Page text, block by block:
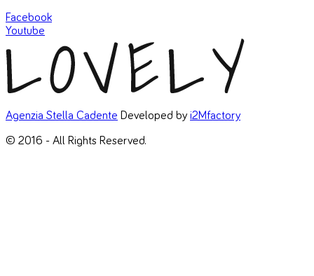
Facebook
Youtube
Agenzia Stella Cadente Developed by i2Mfactory
© 2016 - All Rights Reserved.